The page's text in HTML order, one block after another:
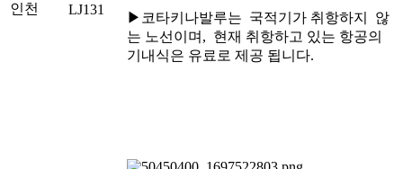
인천 LJ131
▶코타키나발루는 국적기가 취항하지 않
는 노선이며, 현재 취항하고 있는 항공의
기내식은 유료로 제공 됩니다.